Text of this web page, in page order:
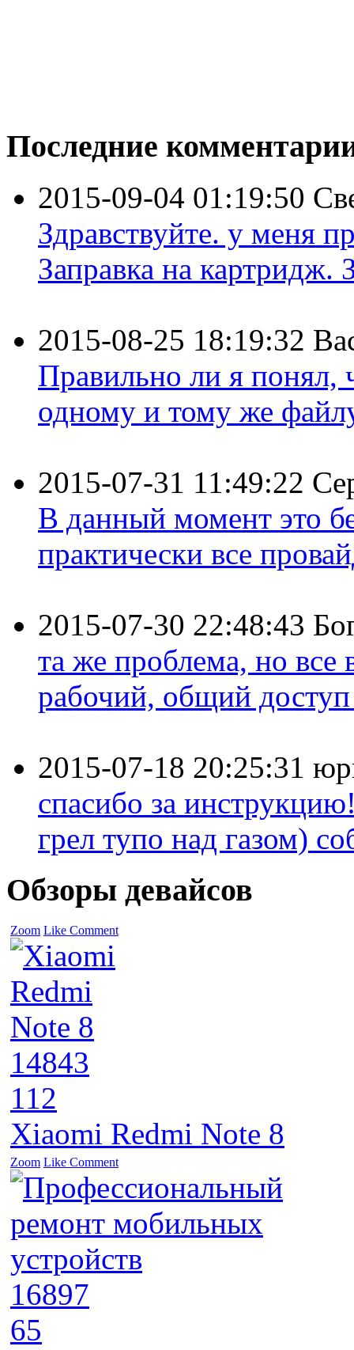
Последние
2015-09-04 01:19:50
Здравствуйте. у меня
Заправка на картридж.
2015-08-25 18:19:32
Правильно ли я понял,
одному и тому же
2015-07-31 11:49:22
В данный момент это
практически все
2015-07-30 22:48:43
та же проблема, но все
рабочий, общий доступ
2015-07-18 20:25:31
спасибо за
грел тупо над газом)
Обзоры девайсов
Zoom Like Comment
14843
112
Xiaomi Redmi Note 8
Zoom Like Comment
16897
65